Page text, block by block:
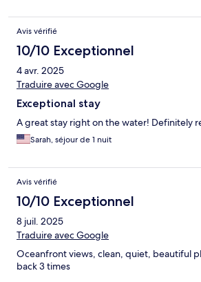
Avis vérifié
10/10 Exceptionnel
4 avr. 2025
Traduire avec Google
Exceptional stay
A great stay right on the water! Definitely
Sarah, séjour de 1 nuit
Avis vérifié
10/10 Exceptionnel
8 juil. 2025
Traduire avec Google
Oceanfront views, clean, quiet, beautiful
back 3 times